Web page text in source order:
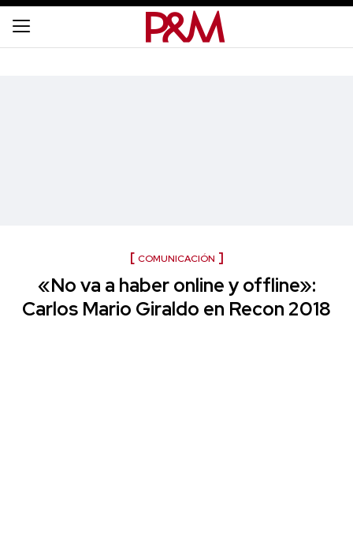
COMUNICACIÓN
«No va a haber online y offline»:
Carlos Mario Giraldo en Recon 2018